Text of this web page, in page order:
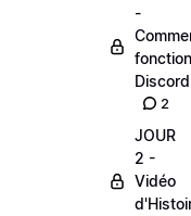
-
Discord
2
JOUR
2 -
Vidéo